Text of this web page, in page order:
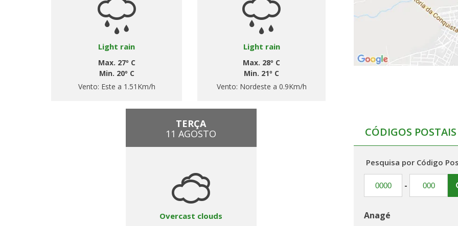
Light rain
Max. 27º C
Min. 20º C
Vento: Este a 1.51Km/h
Light rain
Max. 28º C
Min. 21º C
Vento: Nordeste a 0.9Km/h
TERÇA
11 AGOSTO
Overcast clouds
CÓDIGOS POSTAIS
Pesquisa por Código
-
Anagé